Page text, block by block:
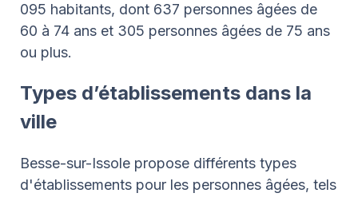
095 habitants, dont 637 personnes âgées de
60 à 74 ans et 305 personnes âgées de 75 ans
ou plus.
Types d’établissements dans la
ville
Besse-sur-Issole propose différents types
d'établissements pour les personnes âgées, tels